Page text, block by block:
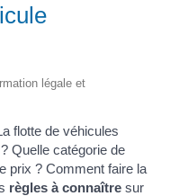
légale et
flotte de véhicules
Quelle catégorie de
prix ? Comment faire la
règles à connaître sur